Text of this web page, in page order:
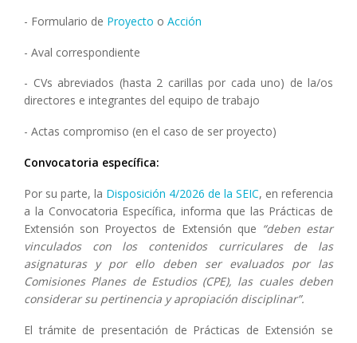
- Formulario de Proyecto o Acción
- Aval correspondiente
- CVs abreviados (hasta 2 carillas por cada uno) de la/os
directores e integrantes del equipo de trabajo
- Actas compromiso (en el caso de ser proyecto)
Convocatoria específica:
Por su parte, la Disposición 4/2026 de la SEIC, en referencia
a la Convocatoria Específica, informa que las Prácticas de
Extensión son Proyectos de Extensión que “deben estar
vinculados con los contenidos curriculares de las
asignaturas y por ello deben ser evaluados por las
Comisiones Planes de Estudios (CPE), las cuales deben
considerar su pertinencia y apropiación disciplinar”.
El trámite de presentación de Prácticas de Extensión se